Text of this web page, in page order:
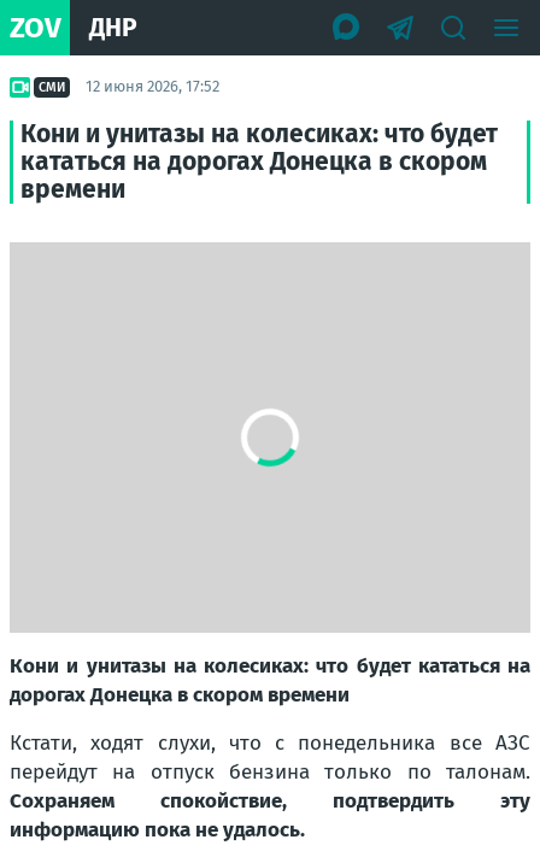
ZOV ДНР
СМИ 12 июня 2026, 17:52
Кони и унитазы на колесиках: что будет
кататься на дорогах Донецка в скором
времени
Кони и унитазы на колесиках: что будет кататься на
дорогах Донецка в скором времени
Кстати, ходят слухи, что с понедельника все АЗС
перейдут на отпуск бензина только по талонам.
Сохраняем спокойствие, подтвердить эту
информацию пока не удалось.